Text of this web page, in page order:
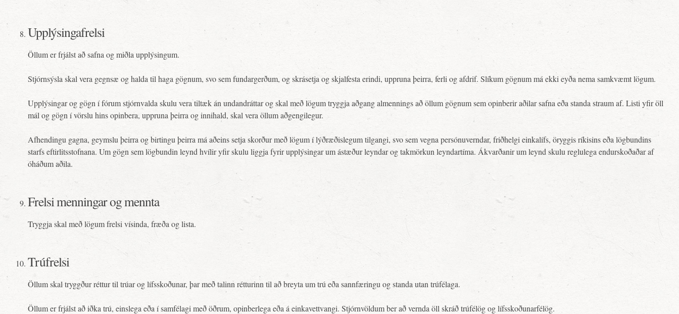
Upplýsingafrelsi
Öllum er frjálst að safna og miðla upplýsingum.
Stjórnsýsla skal vera gegnsæ og halda til haga gögnum, svo sem fundargerðum, og skrásetja og skjalfesta erindi, uppruna þeirra, ferli og afdrif. Slíkum gögnum má ekki eyða nema samkvæmt lögum.
Upplýsingar og gögn í fórum stjórnvalda skulu vera tiltæk án undandráttar og skal með lögum tryggja aðgang almennings að öllum gögnum sem opinberir aðilar safna eða standa straum af. Listi yfir öll
mál og gögn í vörslu hins opinbera, uppruna þeirra og innihald, skal vera öllum aðgengilegur.
Afhendingu gagna, geymslu þeirra og birtingu þeirra má aðeins setja skorður með lögum í lýðræðislegum tilgangi, svo sem vegna persónuverndar, friðhelgi einkalífs, öryggis ríkisins eða lögbundins
starfs eftirlitsstofnana. Um gögn sem lögbundin leynd hvílir yfir skulu liggja fyrir upplýsingar um ástæður leyndar og takmörkun leyndartíma. Ákvarðanir um leynd skulu reglulega endurskoðaðar af
óháðum aðila.
Frelsi menningar og mennta
Tryggja skal með lögum frelsi vísinda, fræða og lista.
Trúfrelsi
Öllum skal tryggður réttur til trúar og lífsskoðunar, þar með talinn rétturinn til að breyta um trú eða sannfæringu og standa utan trúfélaga.
Öllum er frjálst að iðka trú, einslega eða í samfélagi með öðrum, opinberlega eða á einkavettvangi. Stjórnvöldum ber að vernda öll skráð trúfélög og lífsskoðunarfélög.